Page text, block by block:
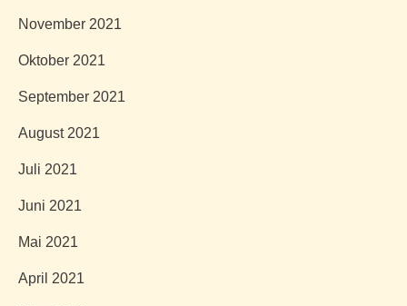
November 2021
Oktober 2021
September 2021
August 2021
Juli 2021
Juni 2021
Mai 2021
April 2021